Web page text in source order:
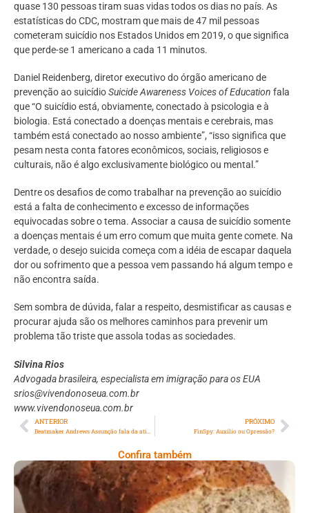
quase 130 pessoas tiram suas vidas todos os dias no país. As
estatísticas do CDC, mostram que mais de 47 mil pessoas
cometeram suicídio nos Estados Unidos em 2019, o que significa
que perde-se 1 americano a cada 11 minutos.
Daniel Reidenberg, diretor executivo do órgão americano de
prevenção ao suicídioSuicide Awareness Voices of Education fala
que “O suicídio está, obviamente, conectado à psicologia e à
biologia. Está conectado a doenças mentais e cerebrais, mas
também está conectado ao nosso ambiente”, “isso significa que
pesam nesta conta fatores econômicos, sociais, religiosos e
culturais, não é algo exclusivamente biológico ou mental.”
Dentre os desafios de como trabalhar na prevenção ao suicídio
está a falta de conhecimento e excesso de informações
equivocadas sobre o tema. Associar a causa de suicídio somente
a doenças mentais é um erro comum que muita gente comete. Na
verdade, o desejo suicida começa com a idéia de escapar daquela
dor ou sofrimento que a pessoa vem passando há algum tempo e
não encontra saída.
Sem sombra de dúvida, falar a respeito, desmistificar as causas e
procurar ajuda são os melhores caminhos para prevenir um
problema tão triste que assola todas as sociedades.
Silvina Rios
Advogada brasileira, especialista em imigração para os EUA
srios@vivendonoseua.com.br
www.vivendonoseua.com.br
ANTERIOR PRÓXIMO
FinSpy: Auxílio ou Opressão?
Confira também